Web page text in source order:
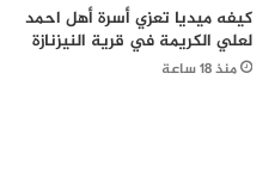
كيفه ميديا تعزي أسرة أهل احمد
لعلي الكريمة في قرية النيزنازة
منذ 18 ساعة